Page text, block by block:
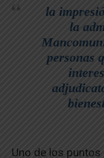
la
la
personas
Uno de los